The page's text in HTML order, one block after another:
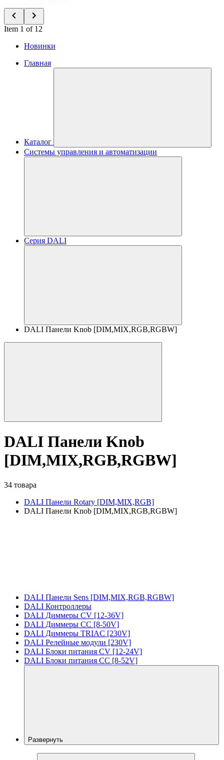
Item 1 of 12
Новинки
Главная
Каталог
Системы управления и автоматизации
Серия DALI
DALI Панели Knob [DIM,MIX,RGB,RGBW]
DALI Панели Knob
[DIM,MIX,RGB,RGBW]
34 товара
DALI Панели Rotary [DIM,MIX,RGB]
DALI Панели Knob [DIM,MIX,RGB,RGBW]
DALI Панели Sens [DIM,MIX,RGB,RGBW]
DALI Контроллеры
DALI Диммеры CV [12-36V]
DALI Диммеры CC [8-50V]
DALI Диммеры TRIAC [230V]
DALI Релейные модули [230V]
DALI Блоки питания CV [12-24V]
DALI Блоки питания CC [8-52V]
Развернуть